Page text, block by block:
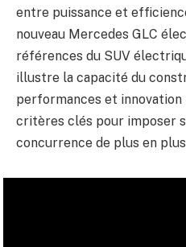
entre puissance et
nouveau Mercedes GLC
références du SUV
illustre la capacité du
performances et
critères clés pour imposer
concurrence de plus en